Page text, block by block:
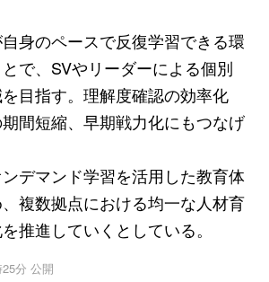
身のペースで反復学習できる環
で、SVやリーダーによる個別
目指す。理解度確認の効率化
間短縮、早期戦力化にもつなげ
デマンド学習を活用した教育体
複数拠点における均一な人材育
推進していくとしている。
分 公開